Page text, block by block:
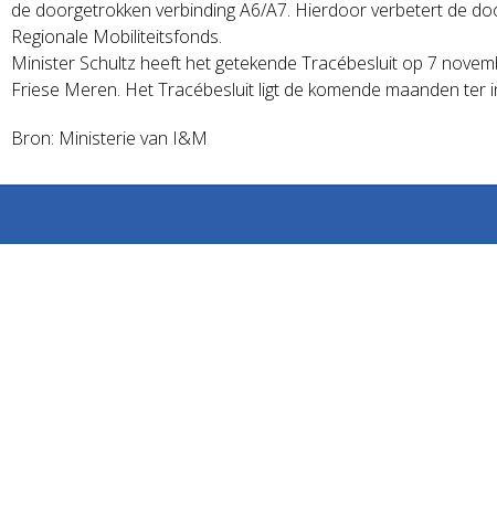
de doorgetrokken verbinding A6/A7. Hierdoor verbetert de
Regionale Mobiliteitsfonds.
Minister Schultz heeft het getekende Tracébesluit op 7
Friese Meren. Het Tracébesluit ligt de komende maanden ter
Bron: Ministerie van I&M